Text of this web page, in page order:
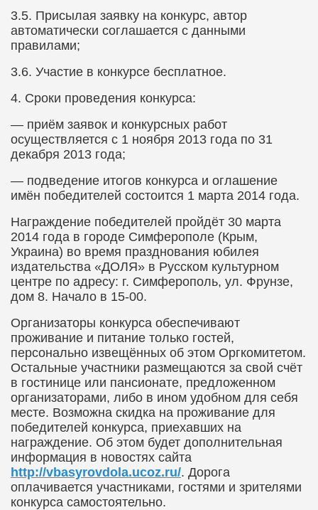
3.5.​ Присылая заявку на конкурс, автор
автоматически соглашается с данными
правилами;
3.6.​ Участие в конкурсе бесплатное.
4.​ Сроки проведения конкурса:
— приём заявок и конкурсных работ
осуществляется с 1 ноября 2013 года по 31
декабря 2013 года;
— подведение итогов конкурса и оглашение
имён победителей состоится 1 марта 2014 года.
Награждение победителей пройдёт 30 марта
2014 года в городе Симферополе (Крым,
Украина) во время празднования юбилея
издательства «ДОЛЯ» в Русском культурном
центре по адресу: г. Симферополь, ул. Фрунзе,
дом 8. Начало в 15-00.
Организаторы конкурса обеспечивают
проживание и питание только гостей,
персонально извещённых об этом Оргкомитетом.
Остальные участники размещаются за свой счёт
в гостинице или пансионате, предложенном
организаторами, либо в ином удобном для себя
месте. Возможна скидка на проживание для
победителей конкурса, приехавших на
награждение. Об этом будет дополнительная
информация в новостях сайта
http://vbasyrovdola.ucoz.ru/. Дорога
оплачивается участниками, гостями и зрителями
конкурса самостоятельно.